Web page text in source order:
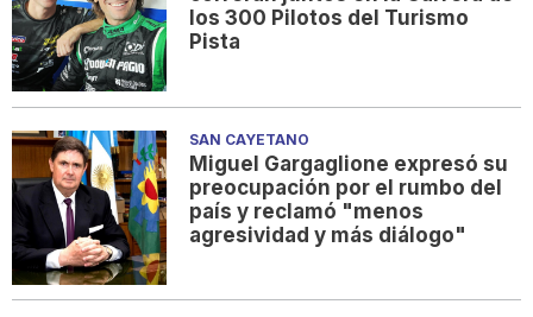
los 300 Pilotos del Turismo
Pista
SAN CAYETANO
Miguel Gargaglione expresó su
preocupación por el rumbo del
país y reclamó "menos
agresividad y más diálogo"